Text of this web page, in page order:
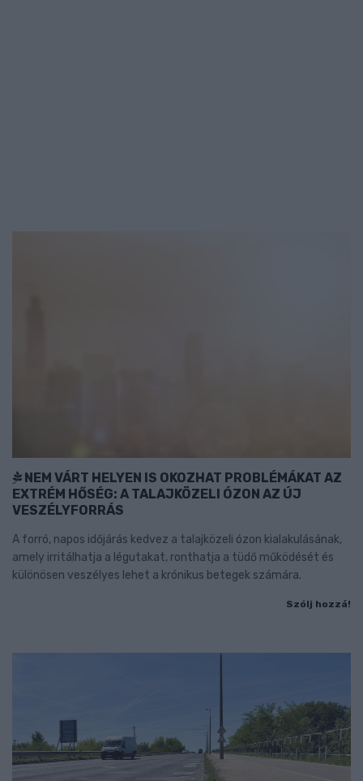
NEM VÁRT HELYEN IS OKOZHAT PROBLÉMÁKAT AZ
EXTRÉM HŐSÉG: A TALAJKÖZELI ÓZON AZ ÚJ
VESZÉLYFORRÁS
A forró, napos időjárás kedvez a talajközeli ózon kialakulásának,
amely irritálhatja a légutakat, ronthatja a tüdő működését és
különösen veszélyes lehet a krónikus betegek számára.
Szólj hozzá!